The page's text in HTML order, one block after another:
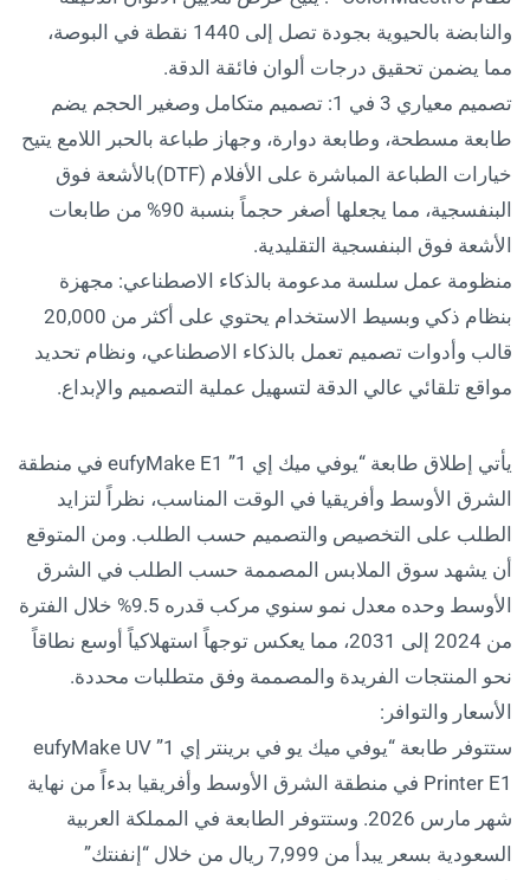
والنابضة بالحيوية بجودة تصل إلى 1440 نقطة في البوصة،
مما يضمن تحقيق درجات ألوان فائقة الدقة.
تصميم معياري 3 في 1: تصميم متكامل وصغير الحجم يضم
طابعة مسطحة، وطابعة دوارة، وجهاز طباعة بالحبر اللامع يتيح
خيارات الطباعة المباشرة على الأفلام (DTF)بالأشعة فوق
البنفسجية، مما يجعلها أصغر حجماً بنسبة 90% من طابعات
الأشعة فوق البنفسجية التقليدية.
منظومة عمل سلسة مدعومة بالذكاء الاصطناعي: مجهزة
بنظام ذكي وبسيط الاستخدام يحتوي على أكثر من 20,000
قالب وأدوات تصميم تعمل بالذكاء الاصطناعي، ونظام تحديد
مواقع تلقائي عالي الدقة لتسهيل عملية التصميم والإبداع.
يأتي إطلاق طابعة “يوفي ميك إي 1” eufyMake E1 في منطقة
الشرق الأوسط وأفريقيا في الوقت المناسب، نظراً لتزايد
الطلب على التخصيص والتصميم حسب الطلب. ومن المتوقع
أن يشهد سوق الملابس المصممة حسب الطلب في الشرق
الأوسط وحده معدل نمو سنوي مركب قدره 9.5% خلال الفترة
من 2024 إلى 2031، مما يعكس توجهاً استهلاكياً أوسع نطاقاً
نحو المنتجات الفريدة والمصممة وفق متطلبات محددة.
الأسعار والتوافر:
ستتوفر طابعة “يوفي ميك يو في برينتر إي 1” eufyMake UV
Printer E1 في منطقة الشرق الأوسط وأفريقيا بدءاً من نهاية
شهر مارس 2026. وستتوفر الطابعة في المملكة العربية
السعودية بسعر يبدأ من 7,999 ريال من خلال “إنفنتك”